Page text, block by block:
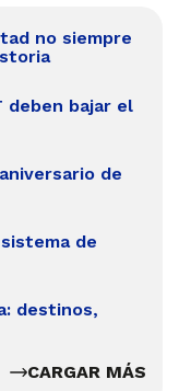
no siempre
deben bajar el
de
de
destinos,
CARGAR MÁS